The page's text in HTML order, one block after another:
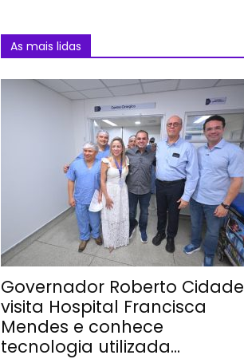
As mais lidas
Governador Roberto Cidade
visita Hospital Francisca
Mendes e conhece
tecnologia utilizada...